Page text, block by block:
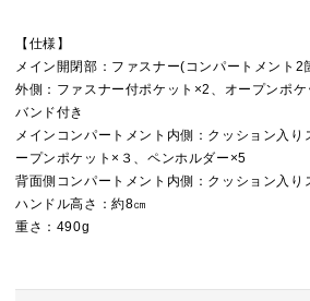
【仕様】
メイン開閉部：ファスナー(コンパートメント2
外側：ファスナー付ポケット×2、オープンポ
バンド付き
メインコンパートメント内側：クッション入
ープンポケット×３、ペンホルダー×5
背面側コンパートメント内側：クッション入り
ハンドル高さ：約8㎝
重さ：490g